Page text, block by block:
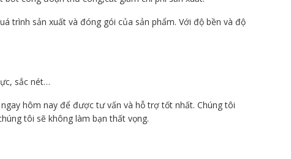
trình sản xuất và đóng gói của sản phẩm. Với độ bền và độ
sắc nét…
ngay hôm nay để được tư vấn và hỗ trợ tốt nhất. Chúng tôi
tôi sẽ không làm bạn thất vọng.